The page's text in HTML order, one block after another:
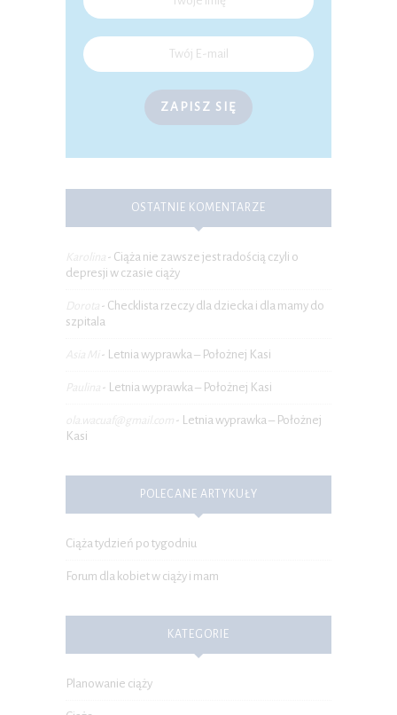
ZAPISZ SIĘ
OSTATNIE KOMENTARZE
Karolina - Ciąża nie zawsze jest radością czyli o
depresji w czasie ciąży
Dorota - Checklista rzeczy dla dziecka i dla mamy do
szpitala
Asia Mi - Letnia wyprawka – Położnej Kasi
Paulina - Letnia wyprawka – Położnej Kasi
ola.wacuaf@gmail.com -
Letnia wyprawka – Położnej
Kasi
POLECANE ARTYKUŁY
Ciąża tydzień po tygodniu
Forum dla kobiet w ciąży i mam
KATEGORIE
Planowanie ciąży